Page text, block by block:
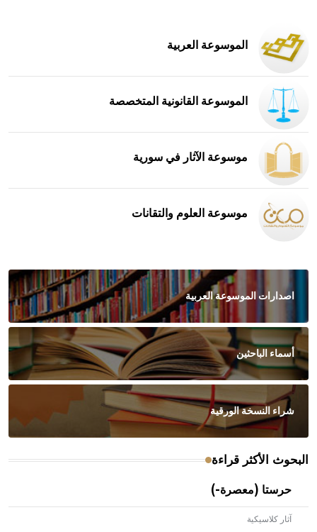
الموسوعة العربية
الموسوعة القانونية المتخصصة
موسوعة الآثار في سورية
موسوعة العلوم والتقانات
اصدارات الموسوعة العربية
أسماء الباحثين
شراء النسخة الورقية
البحوث الأكثر قراءة
حرستا (معصرة-)
آثار كلاسيكية